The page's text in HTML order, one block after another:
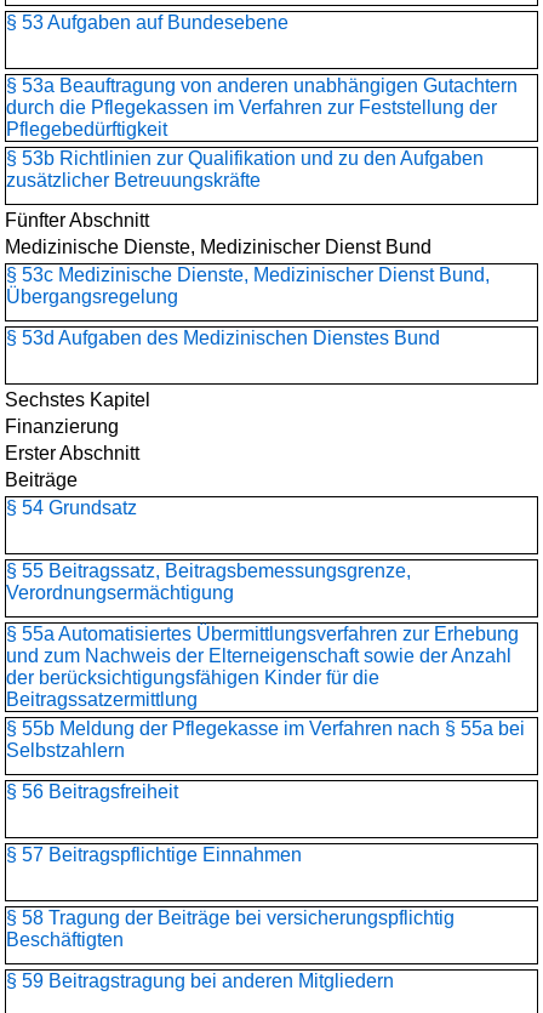
§ 53 Aufgaben auf Bundesebene
§ 53a Beauftragung von anderen unabhängigen Gutachtern
durch die Pflegekassen im Verfahren zur Feststellung der
Pflegebedürftigkeit
§ 53b Richtlinien zur Qualifikation und zu den Aufgaben
zusätzlicher Betreuungskräfte
Fünfter Abschnitt
Medizinische Dienste, Medizinischer Dienst Bund
§ 53c Medizinische Dienste, Medizinischer Dienst Bund,
Übergangsregelung
§ 53d Aufgaben des Medizinischen Dienstes Bund
Sechstes Kapitel
Finanzierung
Erster Abschnitt
Beiträge
§ 54 Grundsatz
§ 55 Beitragssatz, Beitragsbemessungsgrenze,
Verordnungsermächtigung
§ 55a Automatisiertes Übermittlungsverfahren zur Erhebung
und zum Nachweis der Elterneigenschaft sowie der Anzahl
der berücksichtigungsfähigen Kinder für die
Beitragssatzermittlung
§ 55b Meldung der Pflegekasse im Verfahren nach § 55a bei
Selbstzahlern
§ 56 Beitragsfreiheit
§ 57 Beitragspflichtige Einnahmen
§ 58 Tragung der Beiträge bei versicherungspflichtig
Beschäftigten
§ 59 Beitragstragung bei anderen Mitgliedern